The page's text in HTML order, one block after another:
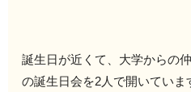
誕生日が近くて、大学からの
の誕生日会を2人で開いていま